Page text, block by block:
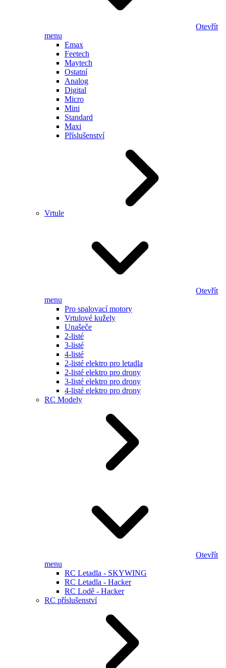
Otevřít
menu
Emax
Feetech
Maytech
Ostatní
Analog
Digital
Micro
Mini
Standard
Maxi
Příslušenství
Vrtule
Otevřít
menu
Pro spalovací motory
Vrtulové kužely
Unašeče
2-listé
3-listé
4-listé
2-listé elektro pro letadla
2-listé elektro pro drony
3-listé elektro pro drony
4-listé elektro pro drony
RC Modely
Otevřít
menu
RC Letadla - SKYWING
RC Letadla - Hacker
RC Lodě - Hacker
RC příslušenství